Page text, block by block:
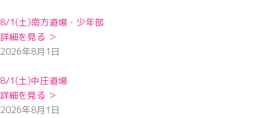
8/1(土)南方道場・少年部
詳細を見る ＞
2026年8月1日
8/1(土)中庄道場
詳細を見る ＞
2026年8月1日